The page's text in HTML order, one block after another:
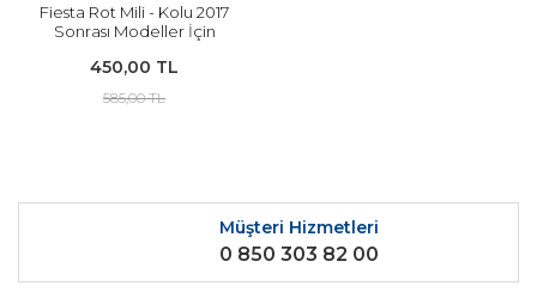
Fiesta Rot Mili - Kolu 2017
Sonrası Modeller İçin
450,00 TL
585,00 TL
Müşteri Hizmetleri
0 850 303 82 00